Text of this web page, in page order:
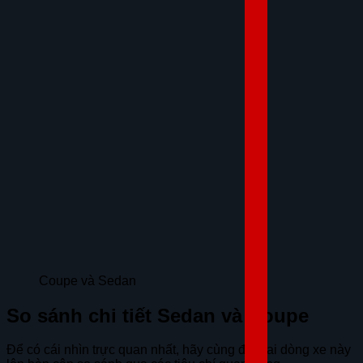
Coupe và Sedan
So sánh chi tiết Sedan và Coupe
Để có cái nhìn trực quan nhất, hãy cùng đặt hai dòng xe này